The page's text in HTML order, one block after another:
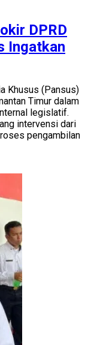
DPRD
Ingatkan
Khusus (Pansus)
Timur dalam
legislatif.
intervensi dari
pengambilan